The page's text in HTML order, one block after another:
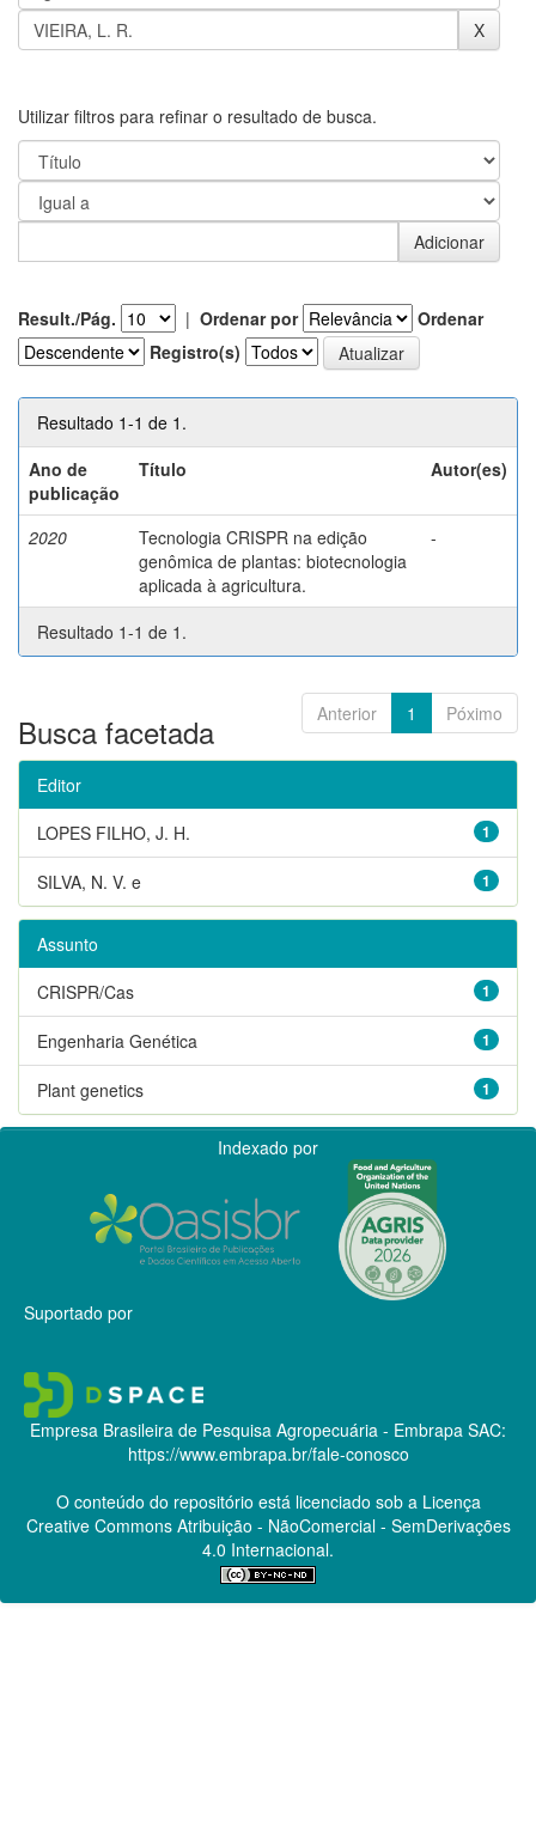
Utilizar filtros para refinar o resultado de busca.
Result./Pág. | Ordenar por
Ordenar
Registro(s)
Resultado 1-1 de 1.
Ano de
publicação
Título Autor(es)
2020
Tecnologia CRISPR na edição
genômica de plantas: biotecnologia
aplicada à agricultura.
-
Resultado 1-1 de 1.
Anterior 1 Póximo
Busca facetada
Editor
1
LOPES FILHO, J. H.
1
SILVA, N. V. e
Assunto
1
CRISPR/Cas
1
Engenharia Genética
1
Plant genetics
Indexado por
Suportado por
Empresa Brasileira de Pesquisa Agropecuária - Embrapa SAC:
https://www.embrapa.br/fale-conosco
O conteúdo do repositório está licenciado sob a Licença
Creative CommonsAtribuição - NãoComercial - SemDerivações
4.0 Internacional.